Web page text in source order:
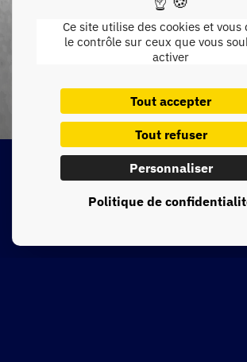
Ce site utilise des cookies et vous
le contrôle sur ceux que vous
activer
Tout accepter
Tout refuser
Personnaliser
Politique de
Marketing Industriel : définition
Qu’entend-on par marketing industriel ? Tout
étroitement associé au marketing B2B (business to